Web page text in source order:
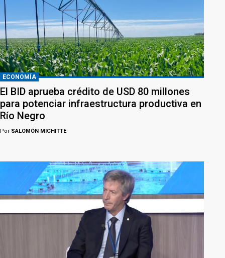
ECONOMÍA
El BID aprueba crédito de USD 80 millones
para potenciar infraestructura productiva en
Río Negro
Por SALOMÓN MICHITTE